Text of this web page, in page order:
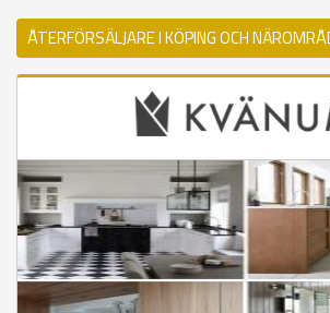
ÅTERFÖRSÄLJARE I KÖPING OCH